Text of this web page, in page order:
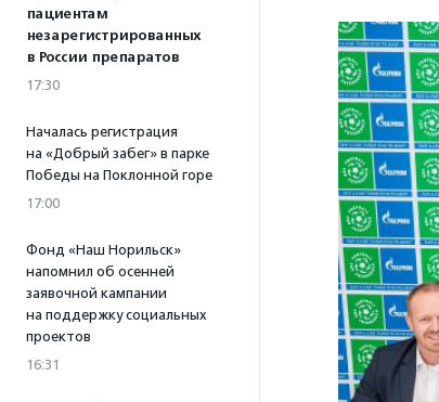
пациентам
незарегистрированных
в России препаратов
17:30
Началась регистрация
на «Добрый забег» в парке
Победы на Поклонной горе
17:00
Фонд «Наш Норильск»
напомнил об осенней
заявочной кампании
на поддержку социальных
проектов
16:31